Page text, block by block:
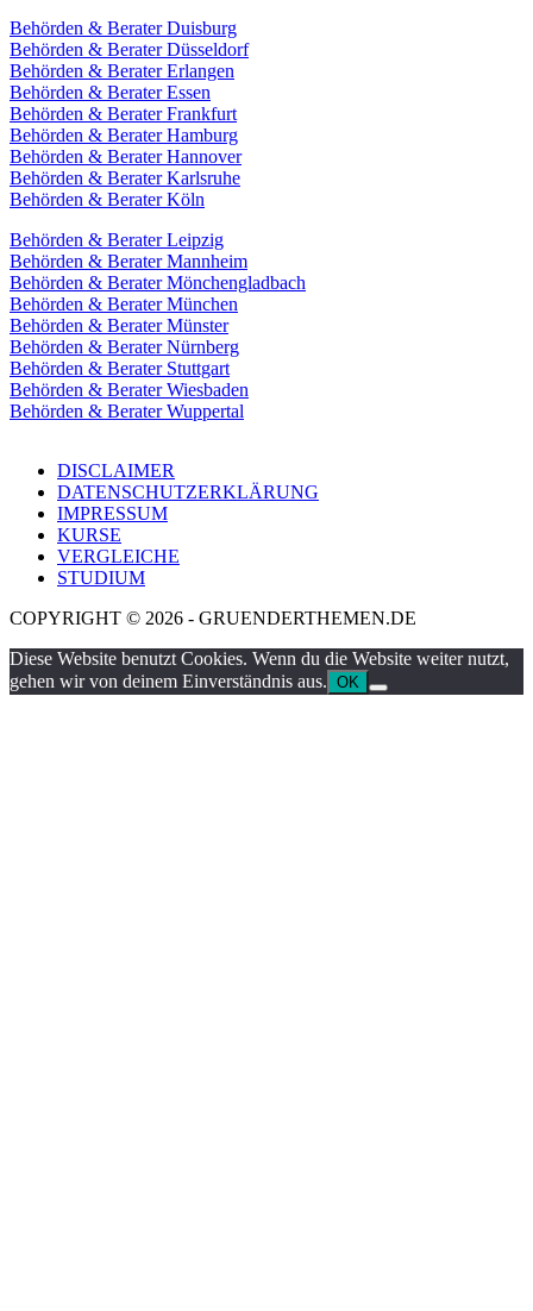
Behörden & Berater Duisburg
Behörden & Berater Düsseldorf
Behörden & Berater Erlangen
Behörden & Berater Essen
Behörden & Berater Frankfurt
Behörden & Berater Hamburg
Behörden & Berater Hannover
Behörden & Berater Karlsruhe
Behörden & Berater Köln
Behörden & Berater Leipzig
Behörden & Berater Mannheim
Behörden & Berater Mönchengladbach
Behörden & Berater München
Behörden & Berater Münster
Behörden & Berater Nürnberg
Behörden & Berater Stuttgart
Behörden & Berater Wiesbaden
Behörden & Berater Wuppertal
DISCLAIMER
DATENSCHUTZERKLÄRUNG
IMPRESSUM
KURSE
VERGLEICHE
STUDIUM
COPYRIGHT © 2026 - GRUENDERTHEMEN.DE
Diese Website benutzt Cookies. Wenn du die Website weiter nutzt,
gehen wir von deinem Einverständnis aus. OK